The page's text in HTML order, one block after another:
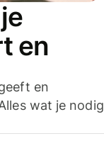
en
en
wat je nodig